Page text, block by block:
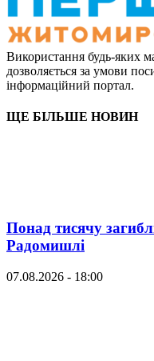
Використання будь-яких
дозволяється за умови
інформаційний портал.
ЩЕ БІЛЬШЕ НОВИН
Понад тисячу
Радомишлі
07.08.2026 - 18:00